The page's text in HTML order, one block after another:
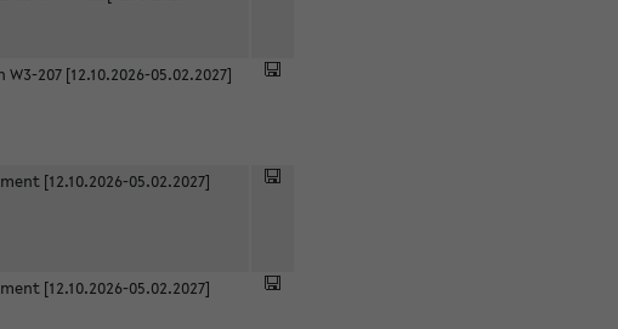
W3-207 [12.10.2026-05.02.2027]
[12.10.2026-05.02.2027]
[12.10.2026-05.02.2027]